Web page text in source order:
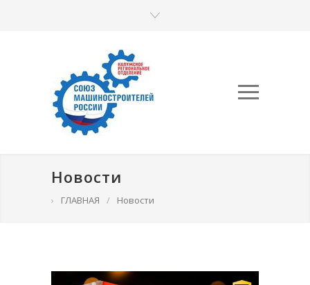
Новости
› ГЛАВНАЯ / Новости